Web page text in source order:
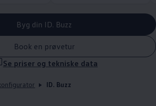
Byg din ID. Buzz
Book en prøvetur
Se priser og tekniske data
ID. Buzz